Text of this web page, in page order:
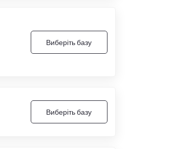
Виберіть базу
Виберіть базу